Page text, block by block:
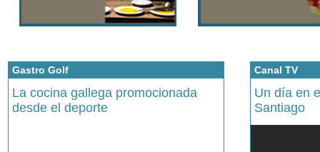
Gastro Golf
La cocina gallega promocionada
desde el deporte
Canal TV
Un día en
Santiago